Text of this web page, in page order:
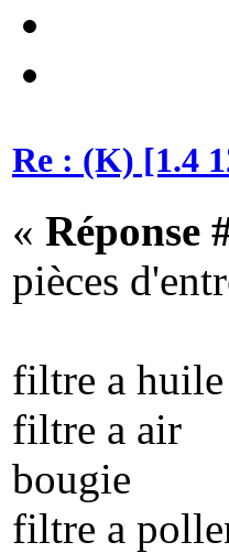
Re : (K) [1.4
« Réponse
pièces
filtre a
filtre a air
bougie
filtre a